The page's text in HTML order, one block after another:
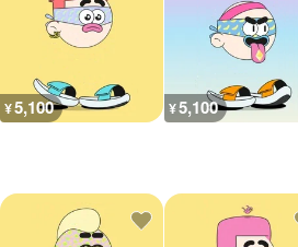
¥5,100 ¥5,100